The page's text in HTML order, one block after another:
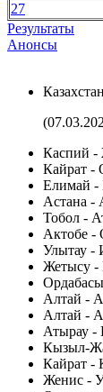
27
Результаты
Анонсы
Каспий -
Кайрат -
Елимай -
Астана -
Тобол -
Актобе -
Улытау -
Жетысу
Алтай -
Алтай -
Атырау -
Кызыл-
Кайрат -
Женис -